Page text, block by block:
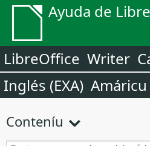
Ayuda de
LibreOffice Writer
Inglés (EXA) Amáricu
Conteníu